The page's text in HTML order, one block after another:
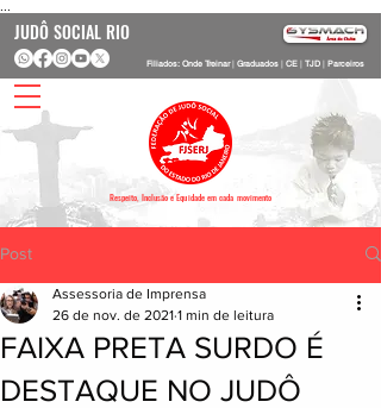
JUDÔ SOCIAL RIO
Filiados: Onde Treinar| Graduados | CE | TJD | Parceiros
Respeito, Inclusão e Equidade em cada movimento
Post
FAIXA PRETA SURDO É
DESTAQUE NO JUDÔ
Assessoria de Imprensa
26 de nov. de 2021 1 min de leitura